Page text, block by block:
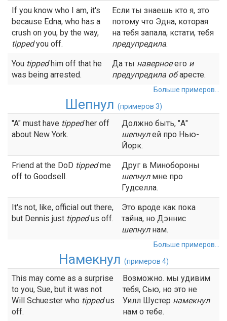
If you know who I am, it's
because Edna, who has a
crush on you, by the way,
tippedyou off.
Если ты знаешь кто я, это
потому что Эдна, которая
на тебя запала, кстати, тебя
предупредила.
You tippedhim off that he
was being arrested.
Да ты наверноеего и
предупредила обаресте.
Больше примеров...
Шепнул (примеров 3)
"A" must have tippedher off
about New York.
Должно быть, "А"
шепнулей про Нью-
Йорк.
Friend at the DoD tippedme
off to Goodsell.
Друг в Минобороны
шепнулмне про
Гудселла.
It's not, like, official out there,
but Dennis just tippedus off.
Это вроде как пока
тайна, но Дэннис
шепнулнам.
Больше примеров...
Намекнул (примеров 4)
This may come as a surprise
to you, Sue, but it was not
Will Schuester who tippedus
off.
Возможно. мы удивим
тебя, Сью, но это не
Уилл Шустер намекнул
нам о тебе.